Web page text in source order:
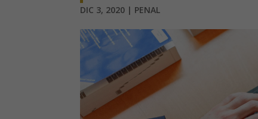
DIC 3, 2020 | PENAL